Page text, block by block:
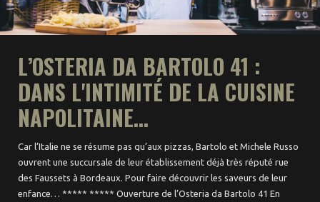
L’OSTERIA DA BARTOLO 41 :
DANS L'INTIMITÉ DE LA CUISINE
NAPOLITAINE...
Car l’Italie ne se résume pas qu’aux pizzas, Bartolo et Michele Russo
ouvrent une succursale de leur établissement déjà très réputé rue
des Faussets à Bordeaux. Pour faire découvrir les saveurs de leur
enfance… ***** ***** Ouverture de l’Osteria da Bartolo 41 En